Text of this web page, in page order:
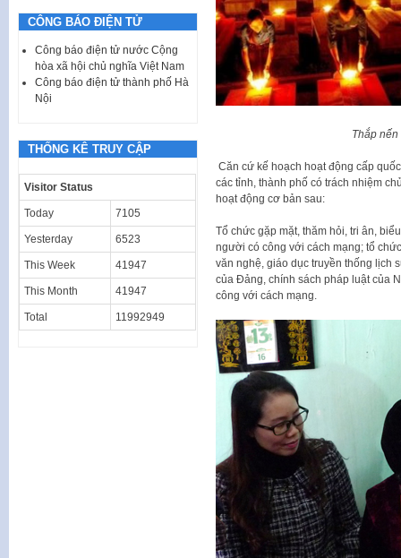
Thắp
Căn cứ kế hoạch hoạt động cấp
các tỉnh, thành phố có trách nhiệm
hoạt động cơ bản sau:
Tổ chức gặp mặt, thăm hỏi, tri ân,
người có công với cách mạng; tổ
văn nghệ, giáo dục truyền thống lịch
của Đảng, chính sách pháp luật của
công với cách mạng.
CÔNG BÁO ĐIỆN TỬ
Công báo điện tử nước Cộng
hòa xã hội chủ nghĩa Việt Nam
Công báo điện tử thành phố Hà
Nội
THỐNG KÊ TRUY CẬP
Visitor Status
Today 7105
Yesterday 6523
This Week 41947
This Month 41947
Total 11992949